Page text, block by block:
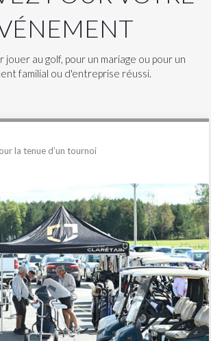
jouer au golf, pour un mariage ou pour un
familial ou d'entreprise réussi.
la tenue d’un tournoi